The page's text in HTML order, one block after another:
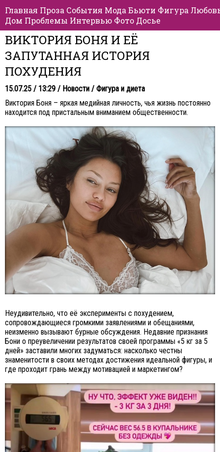
Главная Проза События Мода Бьюти Фигура
Дом Проблемы Интервью Фото Досье
ВИКТОРИЯ БОНЯ И ЕЁ
ЗАПУТАННАЯ ИСТОРИЯ
ПОХУДЕНИЯ
15.07.25 / 13:29 / Новости / Фигура и диета
Виктория Боня – яркая медийная личность, чья жизнь постоянно
находится под пристальным вниманием общественности.
Неудивительно, что её эксперименты с похудением,
сопровождающиеся громкими заявлениями и обещаниями,
неизменно вызывают бурные обсуждения. Недавние признания
Бони о преувеличении результатов своей программы «5 кг за 5
дней» заставили многих задуматься: насколько честны
знаменитости в своих методах достижения идеальной фигуры, и
где проходит грань между мотивацией и маркетингом?